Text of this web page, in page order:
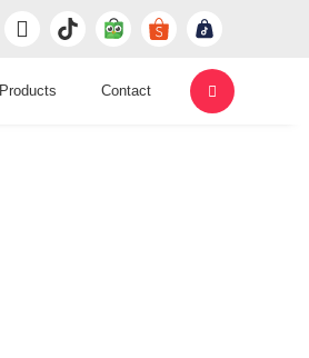
Products Contact